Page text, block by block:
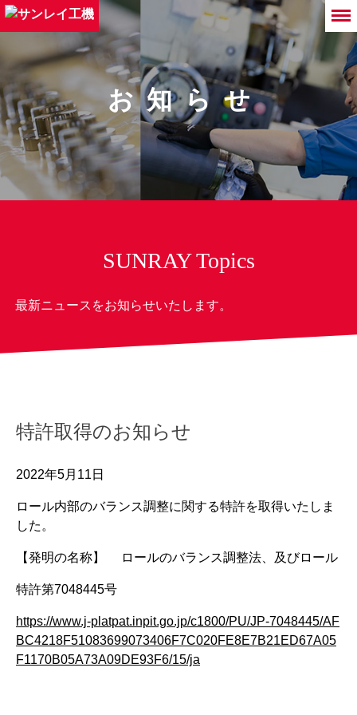
お知らせ
SUNRAY Topics
最新ニュースをお知らせいたします。
特許取得のお知らせ
2022年5月11日
ロール内部のバランス調整に関する特許を取得いたしま
した。
【発明の名称】 ロールのバランス調整法、及びロール
特許第7048445号
https://www.j-platpat.inpit.go.jp/c1800/PU/JP-7048445/AF
BC4218F51083699073406F7C020FE8E7B21ED67A05
F1170B05A73A09DE93F6/15/ja